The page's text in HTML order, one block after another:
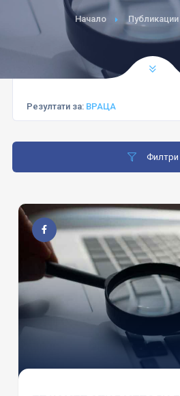
Начало Публикации
Резултати за: ВРАЦА
Филтри